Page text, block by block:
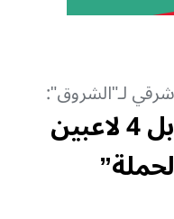
لـ"الشروق":
عليق استقدمني مقابل 4 لاعبين